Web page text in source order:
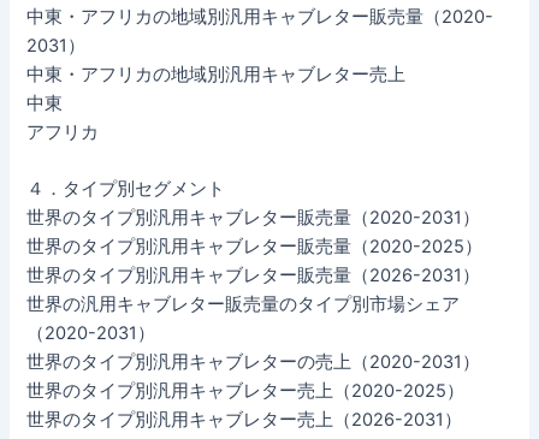
中東・アフリカの地域別汎用キャブレター販売量（2020-
2031）
中東・アフリカの地域別汎用キャブレター売上
中東
アフリカ
４．タイプ別セグメント
世界のタイプ別汎用キャブレター販売量（2020-2031）
世界のタイプ別汎用キャブレター販売量（2020-2025）
世界のタイプ別汎用キャブレター販売量（2026-2031）
世界の汎用キャブレター販売量のタイプ別市場シェア
（2020-2031）
世界のタイプ別汎用キャブレターの売上（2020-2031）
世界のタイプ別汎用キャブレター売上（2020-2025）
世界のタイプ別汎用キャブレター売上（2026-2031）